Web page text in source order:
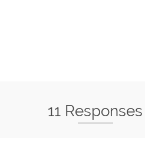
11 Responses